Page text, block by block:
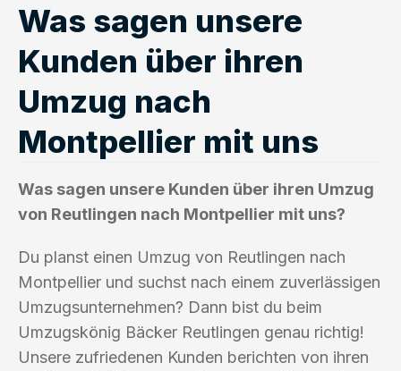
Was sagen unsere
Kunden über ihren
Umzug nach
Montpellier mit uns
Was sagen unsere Kunden über ihren Umzug
von Reutlingen nach Montpellier mit uns?
Du planst einen Umzug von Reutlingen nach
Montpellier und suchst nach einem zuverlässigen
Umzugsunternehmen? Dann bist du beim
Umzugskönig Bäcker Reutlingen genau richtig!
Unsere zufriedenen Kunden berichten von ihren